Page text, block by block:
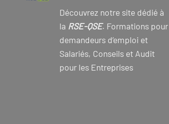
Découvrez notre site dédié à
la RSE-QSE. Formations pour
demandeurs d’emploi et
Salariés, Conseils et Audit
pour les Entreprises